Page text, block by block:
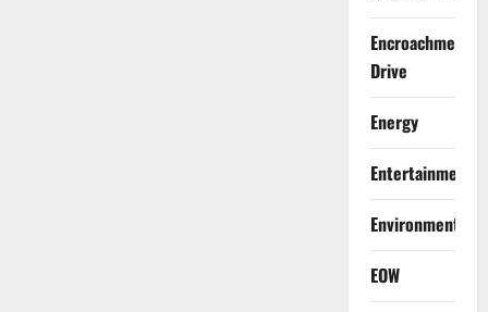
Encroachment
Drive
Energy
Entertainment
Environment
EOW